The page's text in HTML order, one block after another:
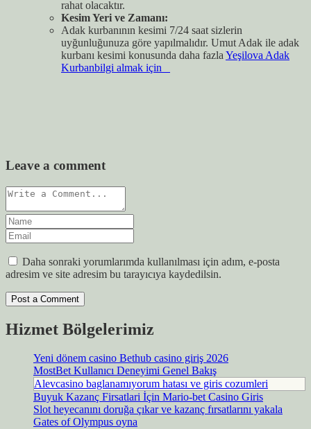
rahat olacaktır.
Kesim Yeri ve Zamanı:
Adak kurbanının kesimi 7/24 saat sizlerin
uyğunluğunuza göre yapılmalıdır. Umut Adak ile adak
kurbanı kesimi konusunda daha fazla Yeşilova Adak
Kurbanbilgi almak için
Leave a comment
Daha sonraki yorumlarımda kullanılması için adım, e-posta
adresim ve site adresim bu tarayıcıya kaydedilsin.
Hizmet Bölgelerimiz
Yeni dönem casino Bethub casino giriş 2026
MostBet Kullanıcı Deneyimi Genel Bakış
Alevcasino baglanamıyorum hatası ve giris cozumleri
Buyuk Kazanç Firsatlari İçin Mario-bet Casino Giris
Slot heyecanını doruğa çıkar ve kazanç fırsatlarını yakala
Gates of Olympus oyna